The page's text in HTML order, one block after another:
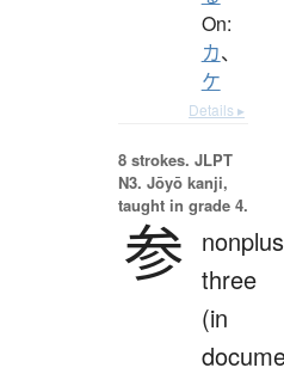
On:
カ、
ケ
Details ▸
8 strokes. JLPT
N3. Jōyō kanji,
taught in grade 4.
参 three
(in